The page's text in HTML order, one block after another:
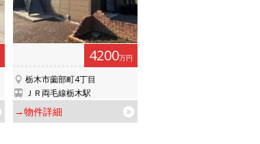
4200万円
栃木市薗部町4丁目
ＪＲ両毛線栃木駅
→物件詳細